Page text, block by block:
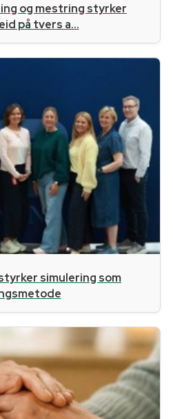
og mestring styrker
på tvers a...
simulering som